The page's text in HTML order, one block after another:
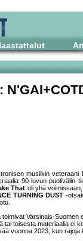
musiikin
90-luvun puolivälin
That oli yhä
TURNING DUST -
toimivat Varsinais-Suomen
tai toisesta materiaalia ei
vuonna 2023, kun rajoja